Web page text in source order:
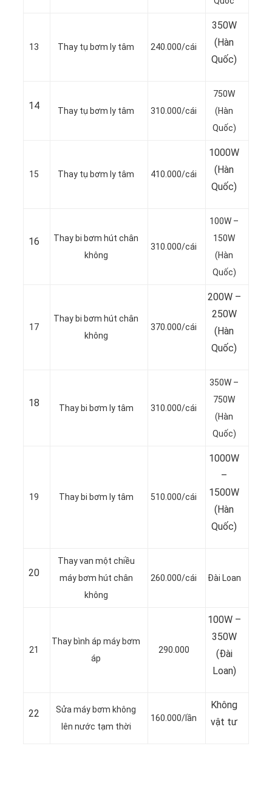
13 Thay tụ bơm ly tâm 240.000/cái
350W
(Hàn
Quốc)
14 Thay tụ bơm ly tâm 310.000/cái
750W
(Hàn
Quốc)
15 Thay tụ bơm ly tâm 410.000/cái
1000W
(Hàn
Quốc)
16
Thay bi bơm hút chân
không
310.000/cái
100W –
150W
(Hàn
Quốc)
17
Thay bi bơm hút chân
không
370.000/cái
200W –
250W
(Hàn
Quốc)
18 Thay bi bơm ly tâm 310.000/cái
350W –
750W
(Hàn
Quốc)
19 Thay bi bơm ly tâm 510.000/cái
1000W
–
1500W
(Hàn
Quốc)
20
Thay van một chiều
máy bơm hút chân
không
260.000/cái Đài Loan
21
Thay bình áp máy bơm
áp
290.000
100W –
350W
(Đài
Loan)
22
Sửa máy bơm không
lên nước tạm thời
160.000/lần
Không
vật tư